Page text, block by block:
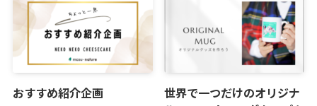
おすすめ紹介企画
世界で一つだけのオリジナ